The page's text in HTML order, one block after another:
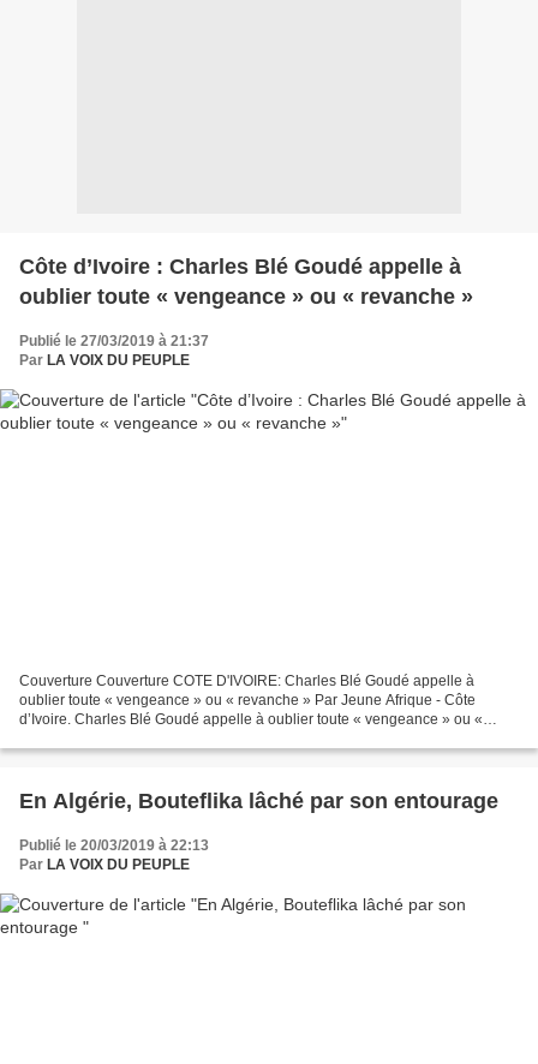
Côte d’Ivoire : Charles Blé Goudé appelle à
oublier toute « vengeance » ou « revanche »
Publié le 27/03/2019 à 21:37
Par LA VOIX DU PEUPLE
Couverture Couverture COTE D'IVOIRE: Charles Blé Goudé appelle à
oublier toute « vengeance » ou « revanche » Par Jeune Afrique - Côte
d’Ivoire. Charles Blé Goudé appelle à oublier toute « vengeance » ou «
En Algérie, Bouteflika lâché par son entourage
Publié le 20/03/2019 à 22:13
Par LA VOIX DU PEUPLE